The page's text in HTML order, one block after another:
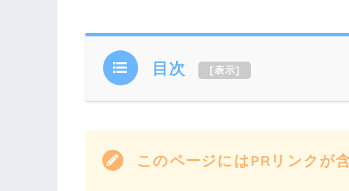
目次 [表示]
このページにはPRリンクが